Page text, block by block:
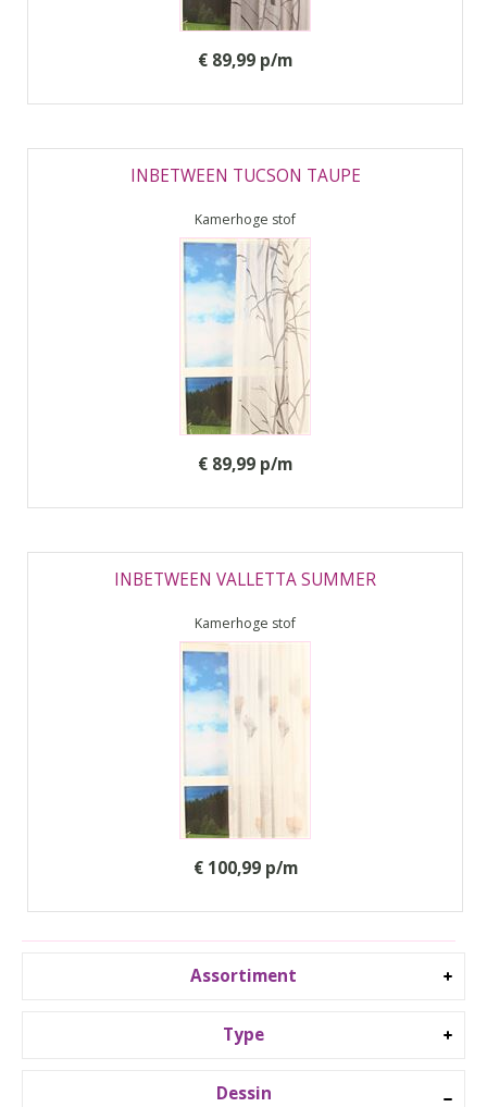
Assortiment
Type
Dessin
€ 89,99 p/m
INBETWEEN TUCSON TAUPE
Kamerhoge stof
€ 89,99 p/m
INBETWEEN VALLETTA SUMMER
Kamerhoge stof
€ 100,99 p/m